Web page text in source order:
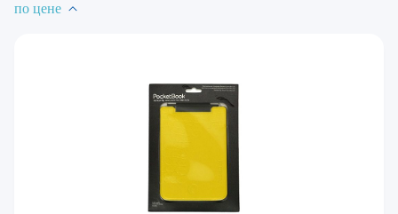
по цене